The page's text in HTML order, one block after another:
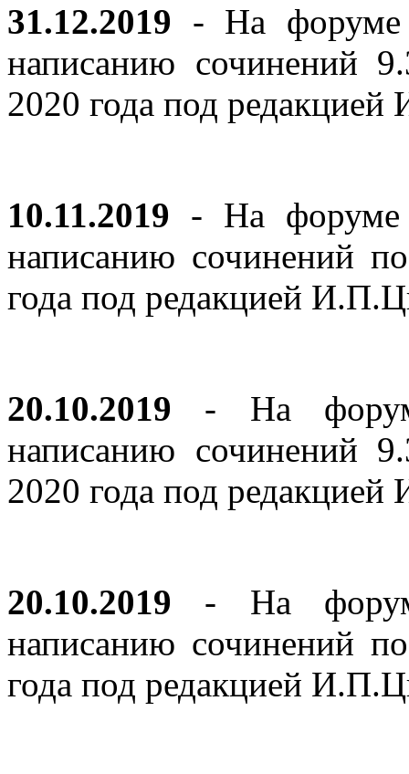
31.12.2019 - На форуме
написанию сочинений
2020 года под
10.11.2019 - На форуме
написанию сочинений
года под редакцией
20.10.2019 - На
написанию сочинений
2020 года под
20.10.2019 - На
написанию сочинений
года под редакцией